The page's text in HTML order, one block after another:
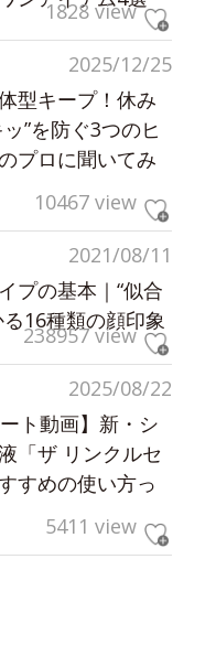
1828 view
2025/12/25
型キープ！休み
”を防ぐ3つのヒ
プロに聞いてみ
10467 view
2021/08/11
プの基本｜“似合
る16種類の顔印象
238957 view
2025/08/22
ート動画】新・シ
「ザ リンクルセ
すめの使い方っ
5411 view